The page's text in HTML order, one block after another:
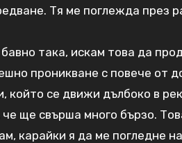
Тя ме поглежда през
бавно така, искам това да
проникване с повече от
който се движи дълбоко в
че ще свърша много бързо.
карайки я да ме погледне